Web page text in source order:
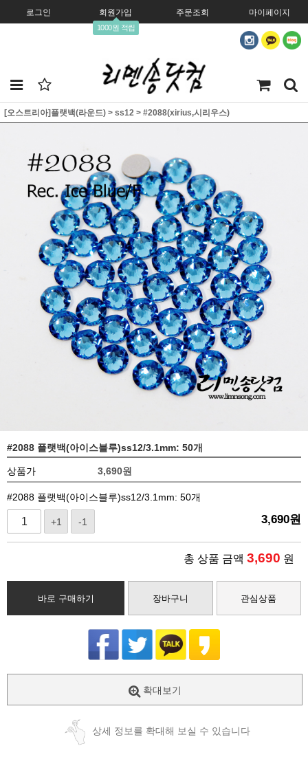
로그인 회원가입
1000원 적립
주문조회 마이페이지
[오스트리아]플랫백(라운드) > ss12 > #2088(xirius,시리우스)
#2088 플랫백(아이스블루)ss12/3.1mm: 50개
상품가 3,690원
#2088 플랫백(아이스블루)ss12/3.1mm: 50개
+1 -1 3,690원
총 상품 금액 3,690 원
바로 구매하기 장바구니 관심상품
확대보기
상세 정보를 확대해 보실 수 있습니다